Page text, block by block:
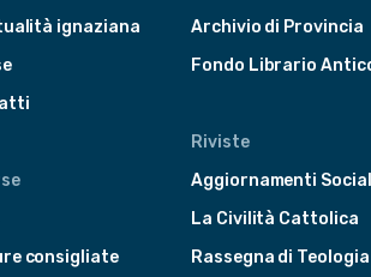
ignaziana
consigliate
Archivio di Provincia
Fondo Librario
Riviste
Aggiornamenti
La Civilità Cattolica
Rassegna di Teologia